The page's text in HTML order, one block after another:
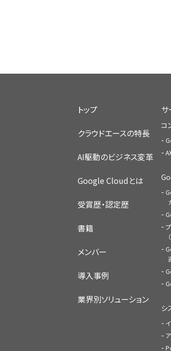
トップ
クラウドエースの特長
AI駆動のビジネス変革
Google Cloudとは
受賞歴・認定歴
書籍
メンバー
導入事例
業界別ソリューション
サ
コ
シ